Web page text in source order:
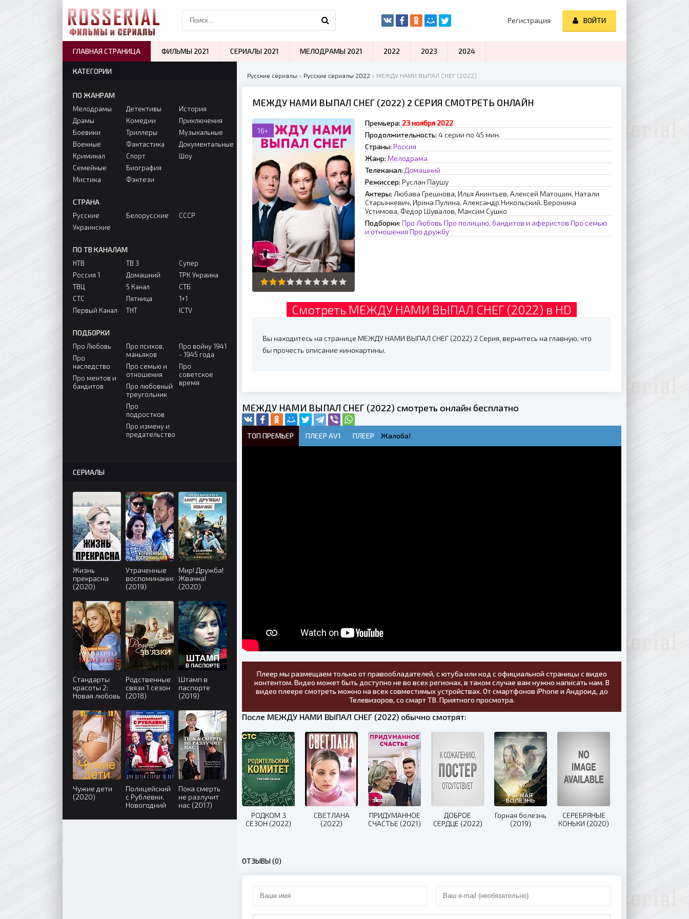
Русские сериалы » Русские сериалы 2022 » МЕЖДУ НАМИ ВЫПАЛ СНЕГ (2022)
МЕЖДУ НАМИ ВЫПАЛ СНЕГ (2022) 2 СЕРИЯ СМОТРЕТЬ ОНЛАЙН
16+
Премьера: 23 ноября 2022
Продолжительность: 4 серии по 45 мин.
Страны: Россия
Жанр: Мелодрама
Телеканал: Домашний
Режиссер: Руслан Паушу
Актеры: Любава Грешнова, Илья Акинтьев, Алексей Матошин, Натали
Старынкевич, Ирина Пулина, Александр Никольский, Вероника
Устимова, Фёдор Шувалов, Максим Сушко
Подборки: Про Любовь Про полицию, бандитов и аферистов Про семью
и отношения Про дружбу
Смотреть МЕЖДУ НАМИ ВЫПАЛ СНЕГ (2022) в HD
Вы находитесь на странице МЕЖДУ НАМИ ВЫПАЛ СНЕГ (2022) 2 Серия, вернитесь на главную, что
бы прочесть описание кинокартины.
МЕЖДУ НАМИ ВЫПАЛ СНЕГ (2022) смотреть онлайн бесплатно
ТОП ПРЕМЬЕР ПЛЕЕР AV1 ПЛЕЕР Жалоба!
Плеер мы размещаем только от правообладателей, с ютуба или код с официальной страницы с видео
контентом. Видео может быть доступно не во всех регионах, в таком случае вам нужно написать нам. В
видео плеере смотреть можно на всех совместимых устройствах. От смартфонов iPhone и Андроид, до
Телевизоров, со смарт ТВ. Приятного просмотра.
После МЕЖДУ НАМИ ВЫПАЛ СНЕГ (2022) обычно смотрят:
РОДКОМ 3
СЕЗОН (2022)
СВЕТЛАНА
(2022)
ПРИДУМАННОЕ
СЧАСТЬЕ (2021)
ДОБРОЕ
СЕРДЦЕ (2022)
Горная болезнь
(2019)
СЕРЕБРЯНЫЕ
КОНЬКИ (2020)
ОТЗЫВЫ (0)
КАТЕГОРИИ
ПО ЖАНРАМ
Мелодрамы
Драмы
Боевики
Военные
Криминал
Семейные
Мистика
Детективы
Комедии
Триллеры
Фантастика
Спорт
Биография
Фэнтези
История
Приключения
Музыкальные
Документальные
Шоу
СТРАНА
Русские
Украинские
Белорусские СССР
ПО ТВ КАНАЛАМ
НТВ
Россия 1
ТВЦ
СТС
Первый Канал
ТВ 3
Домашний
5 Канал
Пятница
ТНТ
Супер
ТРК Украина
СТБ
1+1
ICTV
ПОДБОРКИ
Про Любовь
Про
наследство
Про ментов и
бандитов
Про психов,
маньяков
Про семью и
отношения
Про любовный
треугольник
Про
подростков
Про измену и
предательство
Про войну 1941
- 1945 года
Про
советское
время
СЕРИАЛЫ
Жизнь
прекрасна
(2020)
Утраченные
воспоминания
(2019)
Мир! Дружба!
Жвачка!
(2020)
Стандарты
красоты 2:
Новая любовь
Родственные
связи 1 сезон
(2018)
Штамп в
паспорте
(2019)
Чужие дети
(2020)
Полицейский
с Рублёвки.
Новогодний
(2018)
Пока смерть
не разлучит
нас (2017)
Регистрация ВОЙТИ
ГЛАВНАЯ СТРАНИЦА ФИЛЬМЫ 2021 СЕРИАЛЫ 2021 МЕЛОДРАМЫ 2021 2022 2023 2024